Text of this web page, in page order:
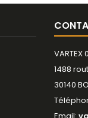
VARTEX
1488
30140